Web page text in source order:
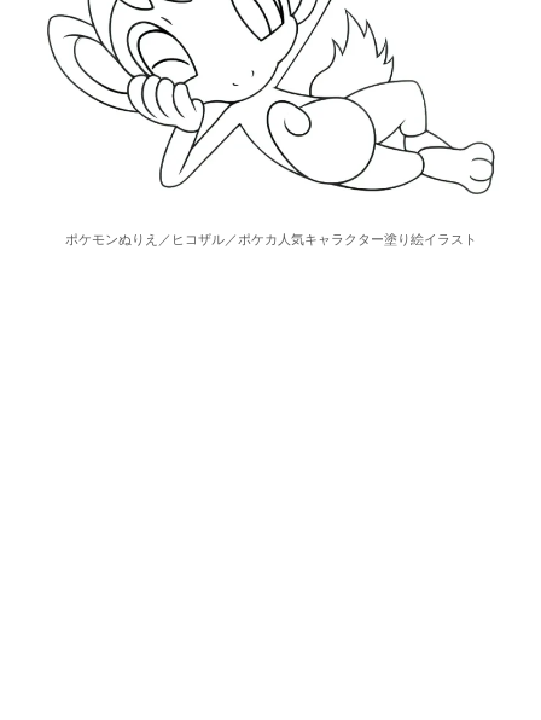
ポケモンぬりえ／ヒコザル／ポケカ人気キャラクター塗り絵イラスト